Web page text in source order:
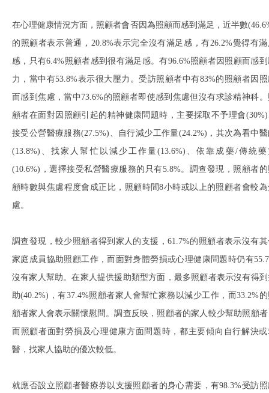
在心理健康情況方面，照顧者會否因為照顧而感到滿足，近半數
的照顧者表示普通，20.8%表示完全沒有滿足感，有26.2%覺得有
感，只有6.4%照顧者感到很有滿足感。有96.6%照顧者因照顧而感
力，當中有53.8%表示很大壓力。受訪照顧者中有83%的照顧者因
而感到焦慮，當中73.6%的照顧者即使感到焦慮但沒有求診精神科
顧者在面對因照顧引起的精神健康問題時，主要採取不予理會
接受公營醫療服務(27.5%)、自行減少工作量(24.2%)，其次為看中
(13.8%)、找家人幫忙以減少工作量(13.6%)、依靠成藥/傳統藥
(10.6%)，選擇接受私營醫療服務的只有5.8%。調查發現，照顧者
顧時數與焦慮程度會成正比，照顧時間8小時或以上的照顧者會較為
慮。
調查發現，較少照顧者得到家人的支援，61.7%的照顧者表示沒有
家庭成員協助照顧工作，而面對身體勞損或心理健康問題時仍有
沒有家人幫助。在家人提供援助類型方面，最多照顧者表示沒有得
助(40.2%)，有37.4%照顧者家人會幫忙家務以減少工作，而33.2%
顧者家人會表示關懷慰問。調查反映，照顧者的家人較少幫助照顧
而照顧者面對勞損及心理健康方面問題時，都主要傾向自行解決或
醫，找家人協助的優次較低。
就應否設立照顧者醫療券以支援照顧者的身心需要，有98.3%受訪